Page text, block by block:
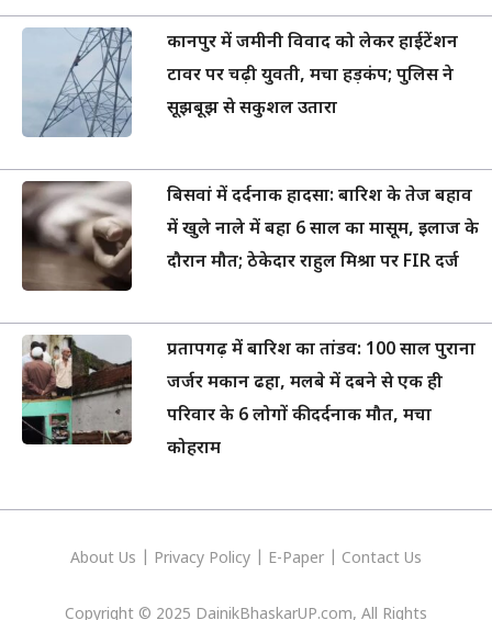
कानपुर में जमीनी विवाद को लेकर हाईटेंशन
टावर पर चढ़ी युवती, मचा हड़कंप; पुलिस ने
सूझबूझ से सकुशल उतारा
बिसवां में दर्दनाक हादसा: बारिश के तेज बहाव
में खुले नाले में बहा 6 साल का मासूम, इलाज के
दौरान मौत; ठेकेदार राहुल मिश्रा पर FIR दर्ज
प्रतापगढ़ में बारिश का तांडव: 100 साल पुराना
जर्जर मकान ढहा, मलबे में दबने से एक ही
परिवार के 6 लोगों की दर्दनाक मौत, मचा
कोहराम
About Us Privacy Policy E-Paper Contact Us
Copyright © 2025 DainikBhaskarUP.com, All Rights